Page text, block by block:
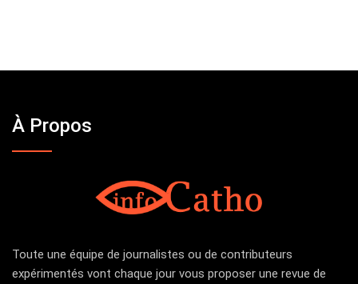
À Propos
Toute une équipe de journalistes ou de contributeurs
expérimentés vont chaque jour vous proposer une revue de